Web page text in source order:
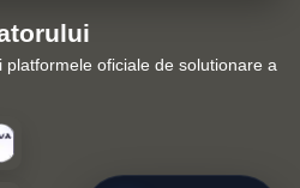
oficiale de solutionare a